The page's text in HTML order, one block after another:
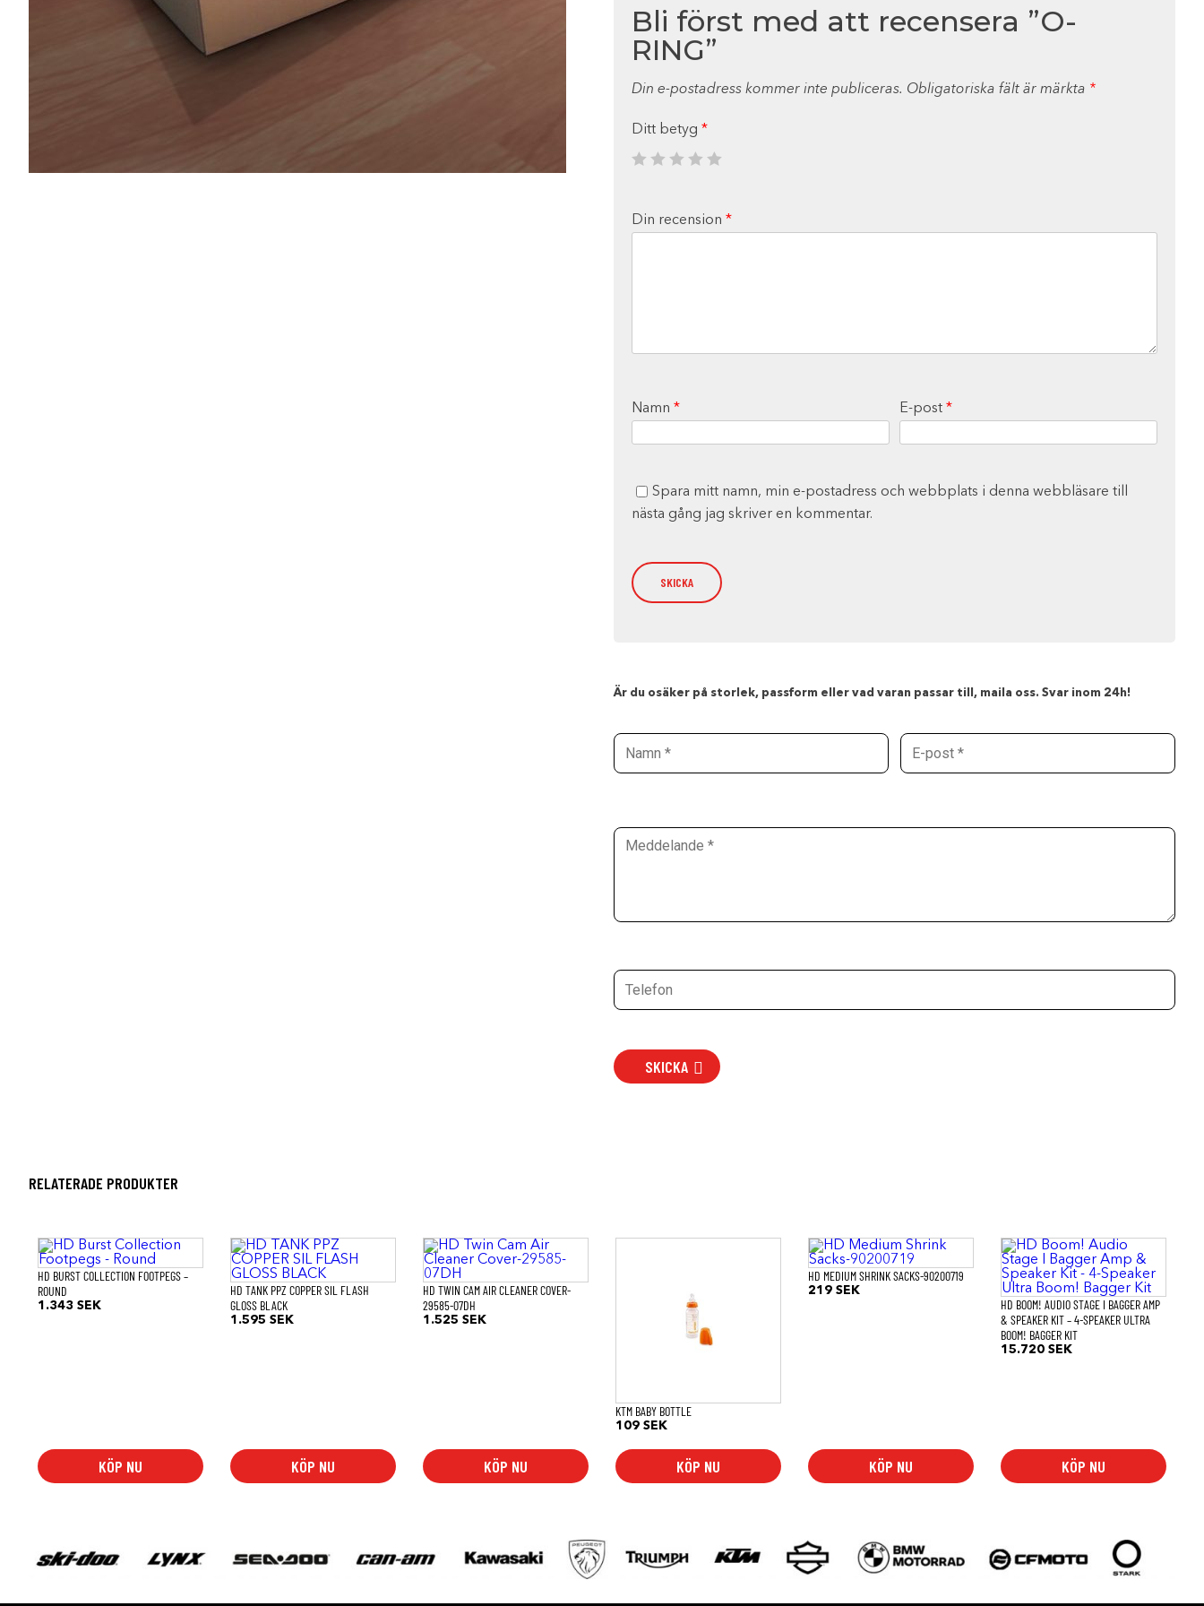
Bli först med att recensera ”O-
RING”
Din e-postadress kommer inte publiceras. Obligatoriska fält är märkta *
Ditt betyg *
Din recension *
Namn * E-post*
Spara mitt namn, min e-postadress och webbplats i denna webbläsare till
nästa gång jag skriver en kommentar.
Är du osäker på storlek, passform eller vad varan passar till, maila oss. Svar inom 24h!
SKICKA
RELATERADE PRODUKTER
HD BURST COLLECTION FOOTPEGS –
ROUND
1.343 SEK
KÖP NU
HD TANK PPZ COPPER SIL FLASH
GLOSS BLACK
1.595SEK
KÖP NU
HD TWIN CAM AIR CLEANER COVER-
29585-07DH
1.525SEK
KÖP NU
KTM BABY BOTTLE
109SEK
KÖP NU
HD MEDIUM SHRINK SACKS-90200719
219SEK
KÖP NU
HD BOOM! AUDIO STAGE I BAGGER AMP
& SPEAKER KIT – 4-SPEAKER ULTRA
BOOM! BAGGER KIT
15.720SEK
KÖP NU